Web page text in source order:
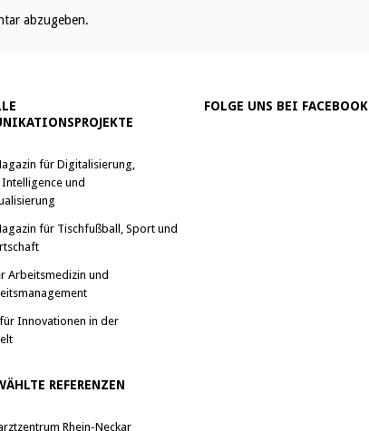
abzugeben.
für Digitalisierung,
Intelligence und
für Tischfußball, Sport und
Arbeitsmedizin und
Innovationen in der
REFERENZEN
Rhein-Neckar
FOLGE UNS BEI FACEBOOK